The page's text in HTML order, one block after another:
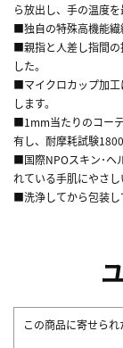
ら放出し、手の温度を
■独自の特殊高機能繊
■親指と人差し指間の
した。
■マイクロカップ加工
します。
■1mm当たりのコー
有し、耐摩耗試験
■国際NPOスキン･ヘ
れている手肌にやさし
■洗浄してから包装し
この商品に寄せられ